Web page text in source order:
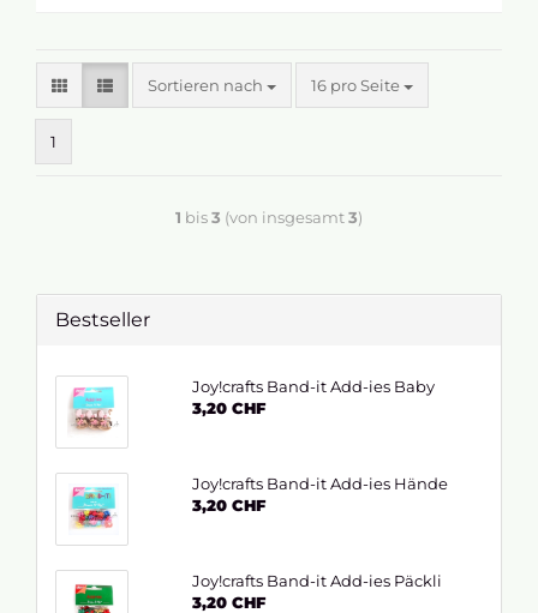
Sortieren nach 16 pro Seite
1
1 bis3 (von insgesamt3)
Bestseller
Joy!crafts Band-it Add-ies Baby
3,20 CHF
Joy!crafts Band-it Add-ies Hände
3,20 CHF
Joy!crafts Band-it Add-ies Päckli
3,20 CHF